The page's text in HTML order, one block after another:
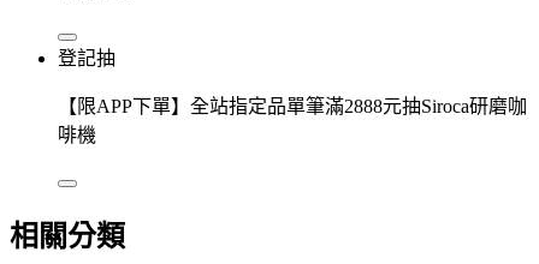
登記抽
【限APP下單】全站指定品單筆滿2888元抽Siroca研磨咖
啡機
相關分類